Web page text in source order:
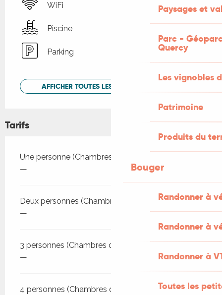
Paysages et
Parc -
Quercy
Les vignobles
Patrimoine
Produits du
Bouger
Randonner à
Randonner à
Randonner à
Toutes les
WiFi
Piscine
Parking
AFFICHER TOUTES LES PRESTATIONS
Tarifs
Tarifs 2026
Une personne (Chambres d'hôtes)
—
Deux personnes (Chambres d'hôtes)
—
3 personnes (Chambres d'hôtes)
—
4 personnes (Chambres d'hôtes)